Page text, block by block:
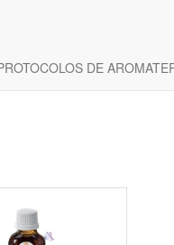
DE